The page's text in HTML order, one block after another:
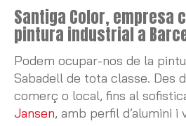
Santiga Color, empresa
pintura industrial a
Podem ocupar-nos de la
Sabadell de tota classe. Des
comerç o local, fins al
Jansen, amb perfil d’alumini i